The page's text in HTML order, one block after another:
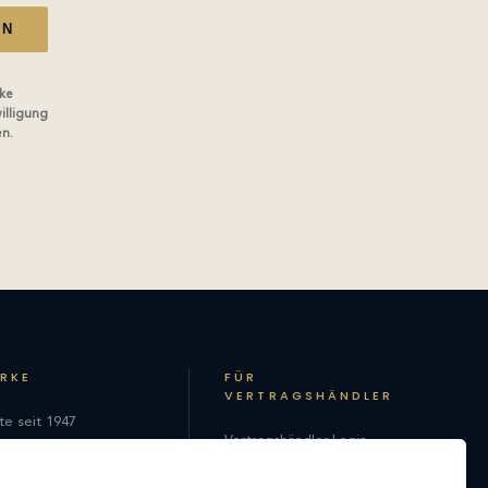
seit 1947
FÜR
VERTRAGSHÄNDLER
Vertragshändler-Login